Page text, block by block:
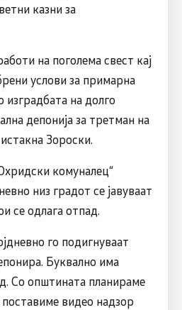
казни за
на поголема свест кај
услови за примарна
на долго
депонија за третман на
Зороски.
комуналец“
низ градот се јавуваат
се одлага отпад.
го подигнуваат
Буквално има
Со општината планираме
видео надзор